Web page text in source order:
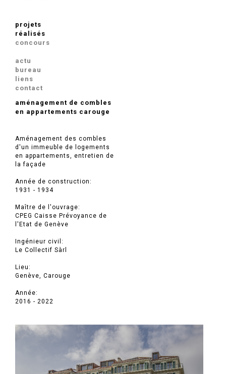
projets
réalisés
concours
actu
bureau
liens
contact
aménagement de combles
en appartements carouge
Aménagement des combles
d'un immeuble de logements
en appartements, entretien de
la façade
Année de construction:
1931 - 1934
Maître de l'ouvrage:
CPEG Caisse Prévoyance de
l'Etat de Genève
Ingénieur civil:
Le Collectif Sàrl
Lieu:
Genève, Carouge
Année:
2016 - 2022